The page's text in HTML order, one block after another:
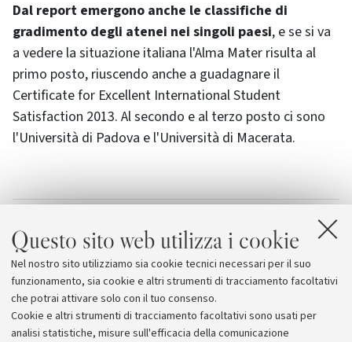
Questo sito web utilizza i cookie
Nel nostro sito utilizziamo sia cookie tecnici necessari per il suo
funzionamento, sia cookie e altri strumenti di tracciamento facoltativi
che potrai attivare solo con il tuo consenso.
Cookie e altri strumenti di tracciamento facoltativi sono usati per
analisi statistiche, misure sull'efficacia della comunicazione
Dal report emergono anche le classifiche di
gradimento degli atenei nei singoli paesi, e se si va
a vedere la situazione italiana l'Alma Mater risulta al
primo posto, riuscendo anche a guadagnare il
Certificate for Excellent International Student
Satisfaction 2013. Al secondo e al terzo posto ci sono
l'Università di Padova e l'Università di Macerata.
Allegati
StudyPortals - International Student Satisfaction
Award